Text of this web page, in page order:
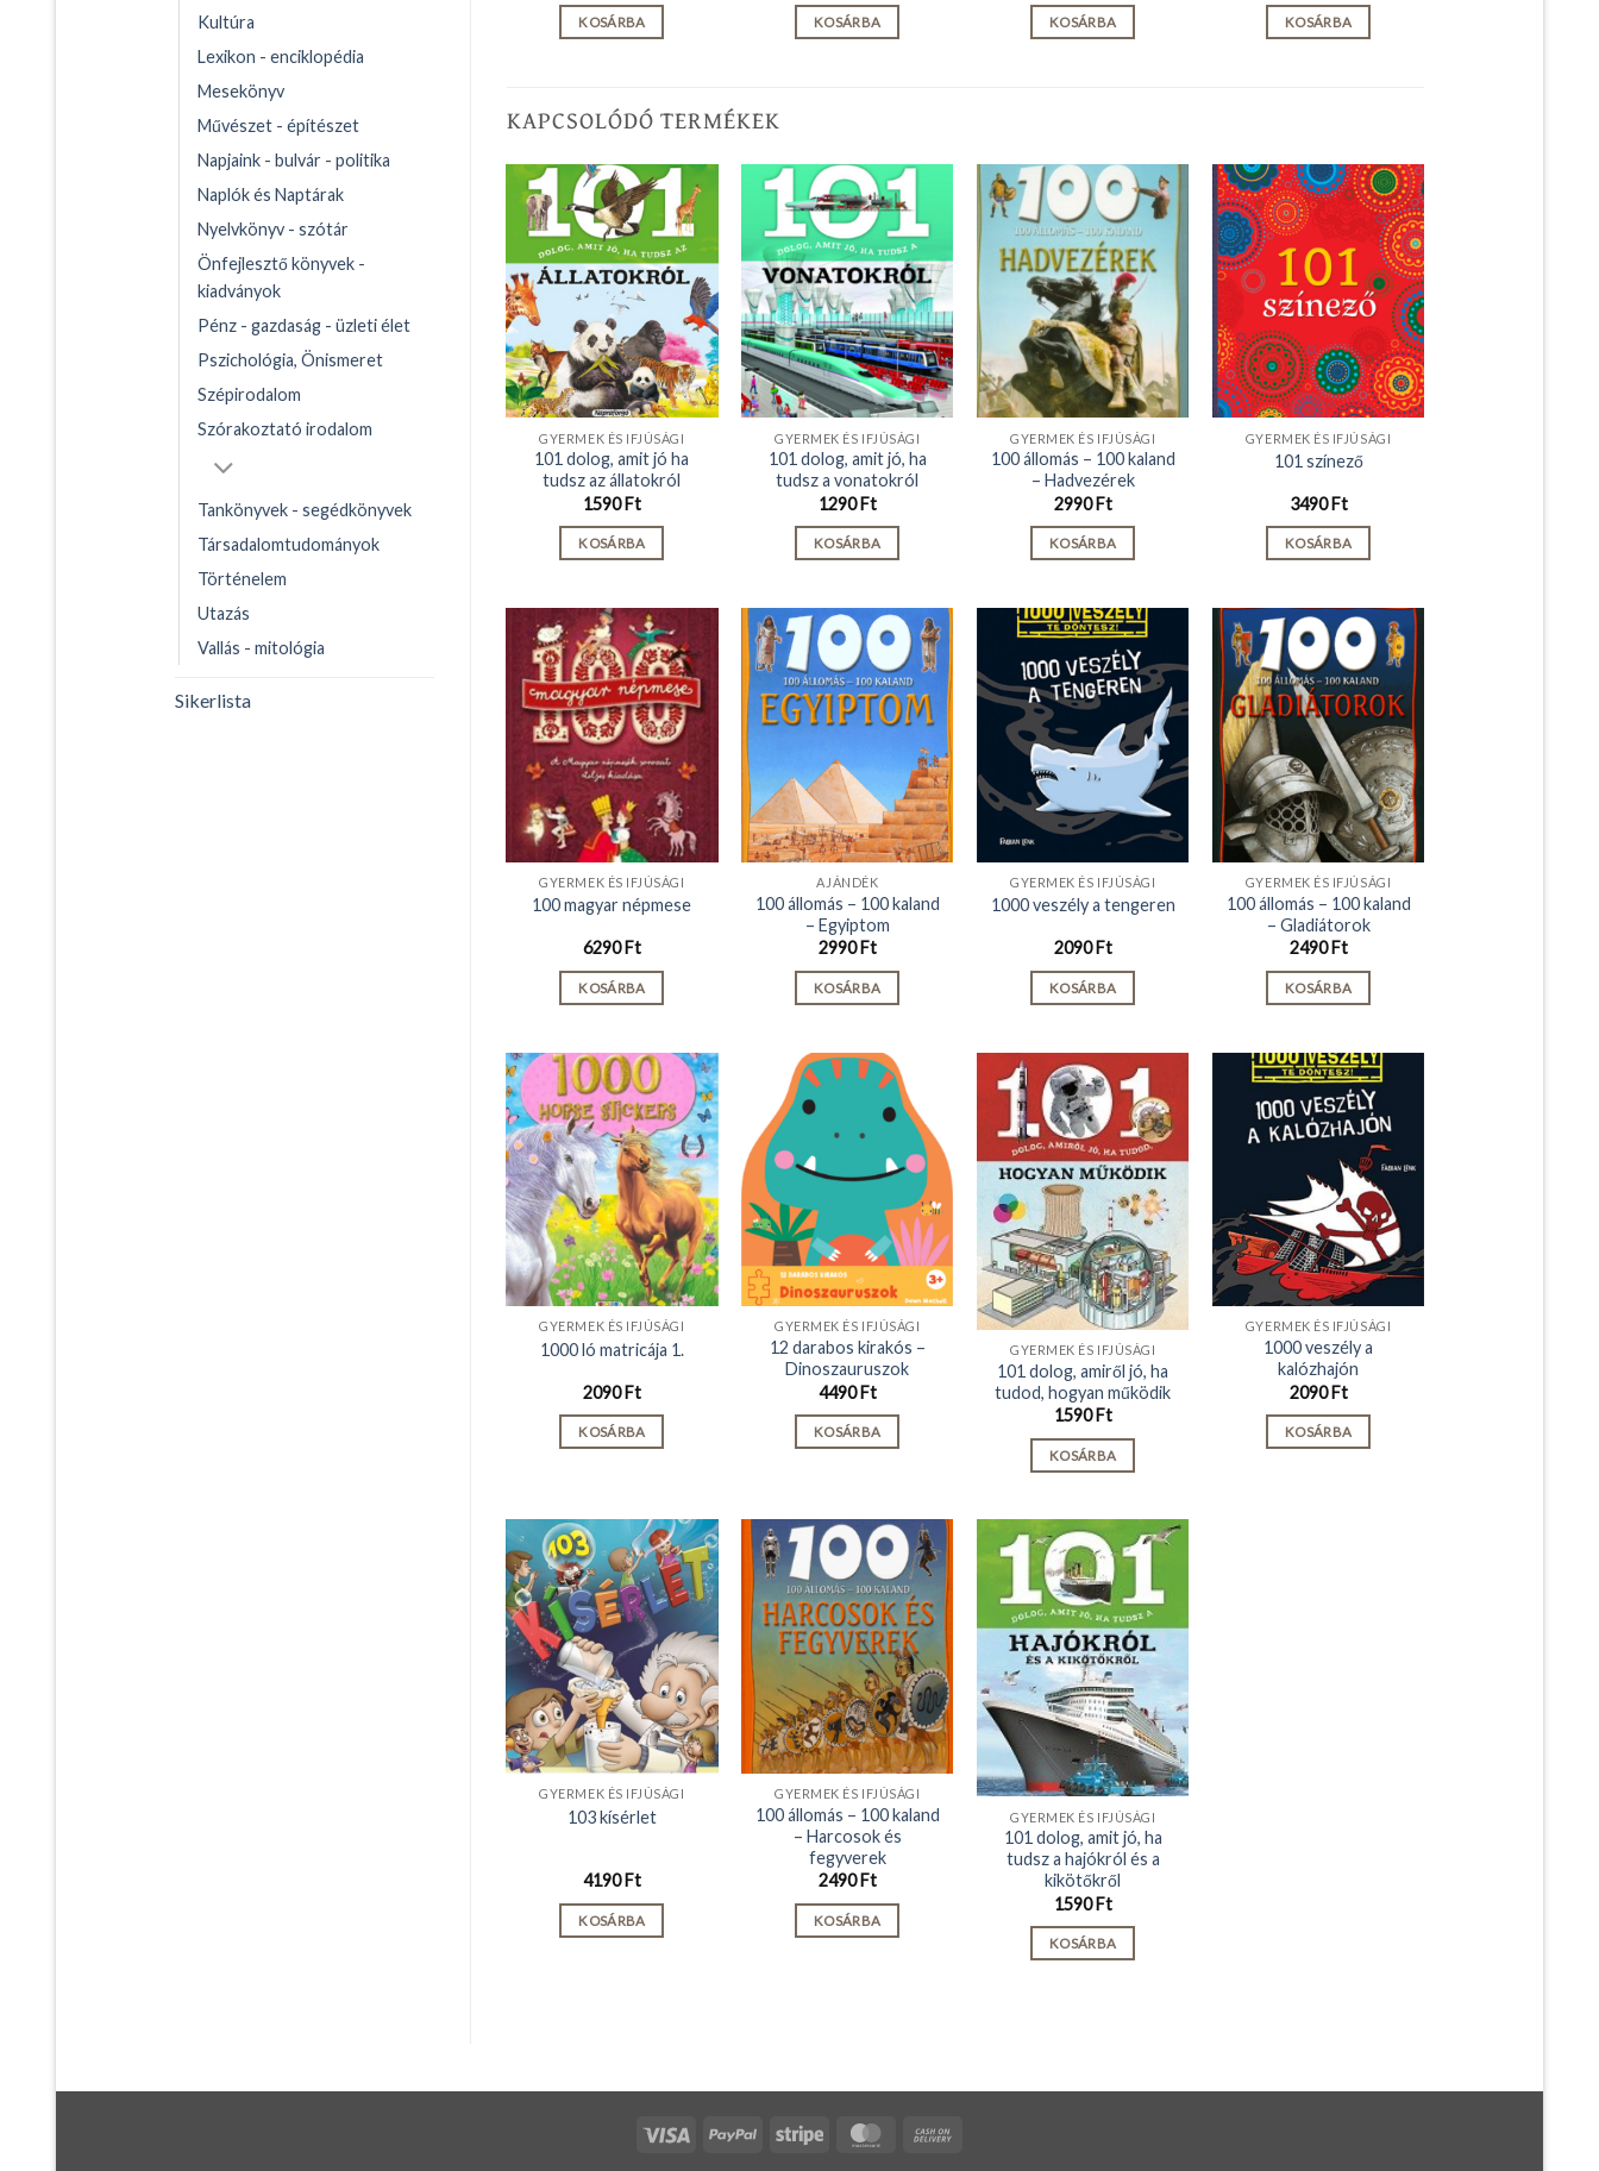
Kultúra
Lexikon - enciklopédia
Mesekönyv
Művészet - építészet
Napjaink - bulvár - politika
Naplók és Naptárak
Nyelvkönyv - szótár
Önfejlesztő könyvek -
kiadványok
Pénz - gazdaság - üzleti élet
Pszichológia, Önismeret
Szépirodalom
Szórakoztató irodalom
Tankönyvek - segédkönyvek
Társadalomtudományok
Történelem
Utazás
Vallás - mitológia
Sikerlista
KOSÁRBA KOSÁRBA KOSÁRBA KOSÁRBA
KAPCSOLÓDÓ TERMÉKEK
GYERMEK ÉS IFJÚSÁGI
101 dolog, amit jó ha
tudsz az állatokról
1590Ft
KOSÁRBA
GYERMEK ÉS IFJÚSÁGI
101 dolog, amit jó, ha
tudsz a vonatokról
1290Ft
KOSÁRBA
GYERMEK ÉS IFJÚSÁGI
100 állomás – 100 kaland
– Hadvezérek
2990Ft
KOSÁRBA
GYERMEK ÉS IFJÚSÁGI
101 színező
3490Ft
KOSÁRBA
GYERMEK ÉS IFJÚSÁGI
100 magyar népmese
6290Ft
KOSÁRBA
AJÁNDÉK
100 állomás – 100 kaland
– Egyiptom
2990Ft
KOSÁRBA
GYERMEK ÉS IFJÚSÁGI
1000 veszély a tengeren
2090Ft
KOSÁRBA
GYERMEK ÉS IFJÚSÁGI
100 állomás – 100 kaland
– Gladiátorok
2490Ft
KOSÁRBA
GYERMEK ÉS IFJÚSÁGI
1000 ló matricája 1.
2090Ft
KOSÁRBA
GYERMEK ÉS IFJÚSÁGI
12 darabos kirakós –
Dinoszauruszok
4490Ft
KOSÁRBA
GYERMEK ÉS IFJÚSÁGI
101 dolog, amiről jó, ha
tudod, hogyan működik
1590Ft
KOSÁRBA
GYERMEK ÉS IFJÚSÁGI
1000 veszély a
kalózhajón
2090Ft
KOSÁRBA
GYERMEK ÉS IFJÚSÁGI
103 kísérlet
4190Ft
KOSÁRBA
GYERMEK ÉS IFJÚSÁGI
100 állomás – 100 kaland
– Harcosok és
fegyverek
2490Ft
KOSÁRBA
GYERMEK ÉS IFJÚSÁGI
101 dolog, amit jó, ha
tudsz a hajókról és a
kikötőkről
1590Ft
KOSÁRBA
Visa PayPal Stripe MasterCard